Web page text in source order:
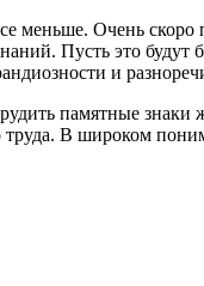
Очень скоро
Пусть это
и
памятные
В широком